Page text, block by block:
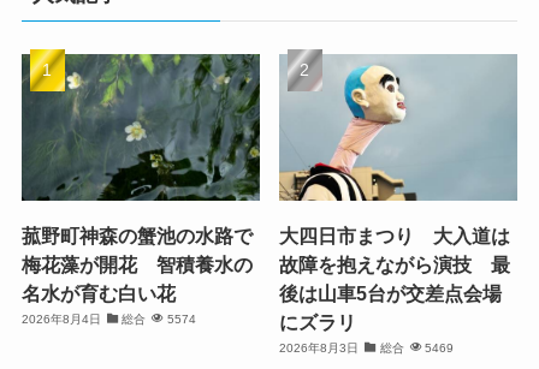
菰野町神森の蟹池の水路で
梅花藻が開花 智積養水の
名水が育む白い花
2026年8月4日 総合 5574
大四日市まつり 大入道は
故障を抱えながら演技 最
後は山車5台が交差点会場
にズラリ
2026年8月3日 総合 5469